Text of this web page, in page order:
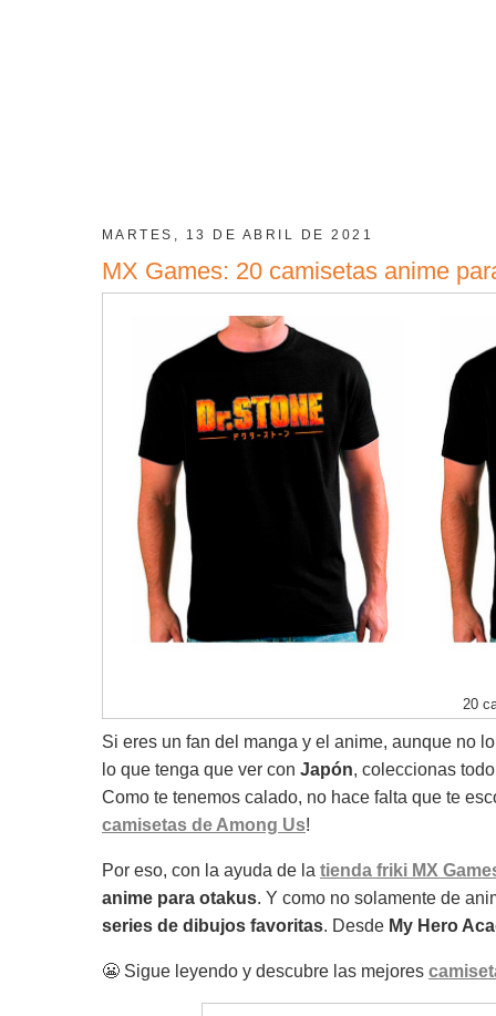
MARTES, 13 DE ABRIL DE 2021
MX Games: 20 camisetas anime
20
Si eres un fan del manga y el anime, aunque no
lo que tenga que ver con Japón, coleccionas
Como te tenemos calado, no hace falta que te
camisetas de Among Us!
Por eso, con la ayuda de la tienda friki MX
anime para otakus. Y como no solamente de
series de dibujos favoritas. Desde My Hero
😬 Sigue leyendo y descubre las mejores